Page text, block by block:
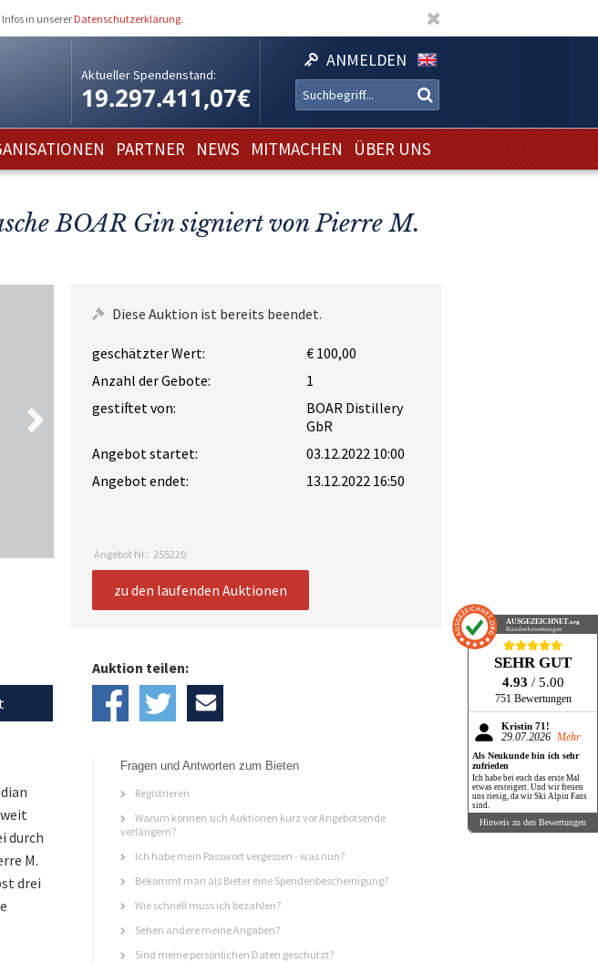
in unserer Datenschutzerklärung.
Aktueller Spendenstand:
19.297.411,07€
ANMELDEN
PARTNER NEWS MITMACHEN ÜBER UNS
BOAR Gin signiert von Pierre M.
Diese Auktion ist bereits beendet.
geschätzter Wert:
€ 100,00
Anzahl der Gebote:
1
gestiftet von:
BOAR Distillery
GbR
Angebot startet:
03.12.2022 10:00
Angebot endet:
13.12.2022 16:50
Angebot Nr.: 255220
zu den laufenden Auktionen
durch
M.
drei
Auktion teilen:
Fragen und Antworten zum Bieten
Registrieren
Warum können sich Auktionen kurz vor Angebotsende
verlängern?
Ich habe mein Passwort vergessen - was nun?
Bekommt man als Bieter eine Spendenbescheinigung?
Wie schnell muss ich bezahlen?
Sehen andere meine Angaben?
Sind meine persönlichen Daten geschützt?
AUSGEZEICHNET .org
Kundenbewertungen
SEHR GUT
4.93 / 5.00
751 Bewertungen
Kristin 71!
29.07.2026 Mehr
Als Neukunde bin ich sehr
zufrieden
Ich habe bei euch das erste Mal
etwas ersteigert. Und wir freuen
uns riesig, da wir Ski Alpin Fans
sind.
Hinweis zu den Bewertungen